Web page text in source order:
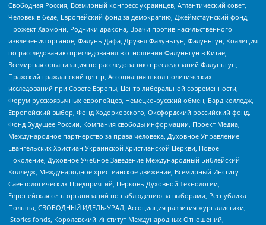
Свободная Россия, Всемирный конгресс украинцев, Атлантический совет,
Человек в беде, Европейский фонд за демократию, Джеймстаунский фонд,
Прожект Хармони, Родники дракона, Врачи против насильственного
извлечения органов, Фалунь Дафа, Друзья Фалуньгун, Фалуньгун, Коалиция
по расследованию преследования в отношении Фалуньгун в Китае,
Всемирная организация по расследованию преследований Фалуньгун,
Пражский гражданский центр, Ассоциация школ политических
исследований при Совете Европы, Центр либеральной современности,
Форум русскоязычных европейцев, Немецко-русский обмен, Бард колледж,
Европейский выбор, Фонд Ходорковского, Оксфордский российский фонд,
Фонд Будущее России, Компания свободы информации, Проект Медиа,
Международное партнерство за права человека, Духовное Управление
Евангельских Христиан Украинской Христианской Церкви, Новое
Поколение, Духовное Учебное Заведение Международный Библейский
Колледж, Международное христианское движение, Всемирный Институт
Саентологических Предприятий, Церковь Духовной Технологии,
Европейская сеть организаций по наблюдению за выборами, Республика
Польша, СВОБОДНЫЙ ИДЕЛЬ-УРАЛ, Ассоциация развития журналистики,
IStories fonds, Королевский Институт Международных Отношений,